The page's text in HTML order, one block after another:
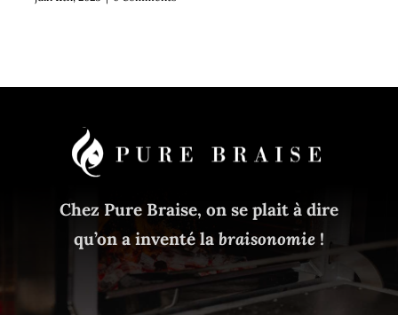
Chez Pure Braise, on se plait à dire
qu’on a inventé la braisonomie !